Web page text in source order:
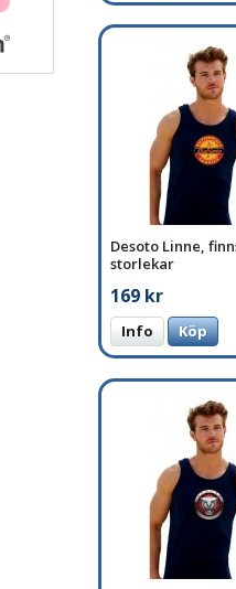
Desoto Linne,
storlekar
169 kr
Info Köp